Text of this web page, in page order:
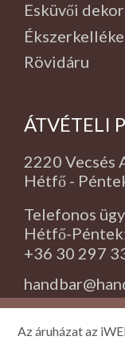
Esküvői
Rövidáru
ÁTVÉTELI
2220 Vecsés
Hétfő -
Telefonos
Hétfő-
+36 30 297
Az áruházat az